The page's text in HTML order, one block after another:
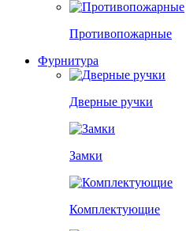
Противопожарные
Фурнитура
Дверные ручки
Замки
Комплектующие